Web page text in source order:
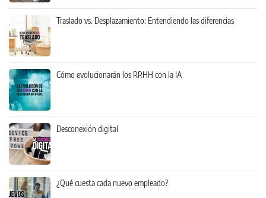
Traslado vs. Desplazamiento: Entendiendo las diferencias
Cómo evolucionarán los RRHH con la IA
Desconexión digital
¿Qué cuesta cada nuevo empleado?